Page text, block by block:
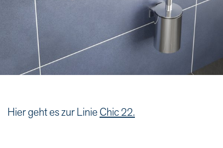
Hier geht es zur Linie Chic 22.